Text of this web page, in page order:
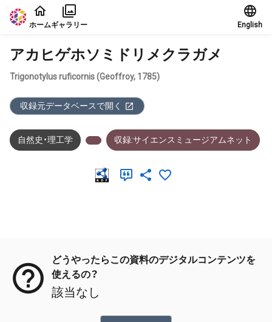
本文に飛ぶ
ホームギャラリー English
アカヒゲホソミドリメクラガメ
Trigonotylus ruficornis (Geoffroy, 1785)
収録元データベースで開く
自然史・理工学 収録:サイエンスミュージアムネット
どうやったらこの資料のデジタルコンテンツを
使えるの？
該当なし